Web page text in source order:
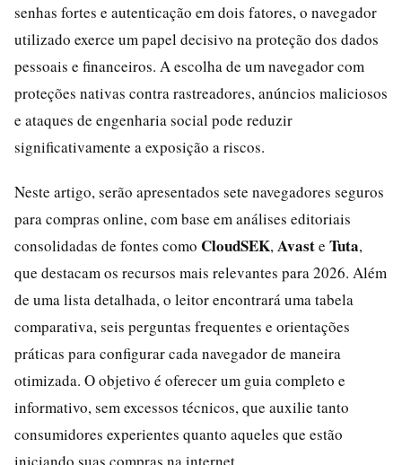
senhas fortes e autenticação em dois fatores, o navegador
utilizado exerce um papel decisivo na proteção dos dados
pessoais e financeiros. A escolha de um navegador com
proteções nativas contra rastreadores, anúncios maliciosos
e ataques de engenharia social pode reduzir
significativamente a exposição a riscos.
Neste artigo, serão apresentados sete navegadores seguros
para compras online, com base em análises editoriais
consolidadas de fontes como CloudSEK, Avaste Tuta,
que destacam os recursos mais relevantes para 2026. Além
de uma lista detalhada, o leitor encontrará uma tabela
comparativa, seis perguntas frequentes e orientações
práticas para configurar cada navegador de maneira
otimizada. O objetivo é oferecer um guia completo e
informativo, sem excessos técnicos, que auxilie tanto
consumidores experientes quanto aqueles que estão
iniciando suas compras na internet.